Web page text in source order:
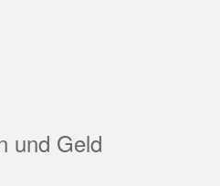
und Geld